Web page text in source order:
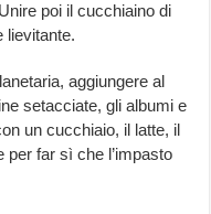
poi il cucchiaino di
lievitante.
aggiungere al
setacciate, gli albumi e
un cucchiaio, il latte, il
per far sì che l’impasto